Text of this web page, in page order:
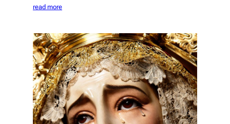
read more